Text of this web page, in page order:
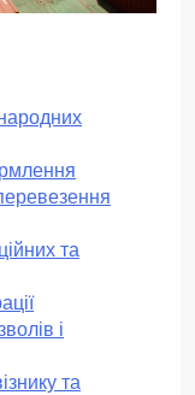
та
і
та